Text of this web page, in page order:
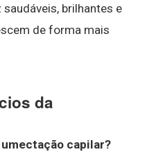
brilhantes e
de forma mais
da
capilar?